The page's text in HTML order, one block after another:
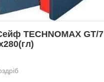
TECHNOMAX GT/7